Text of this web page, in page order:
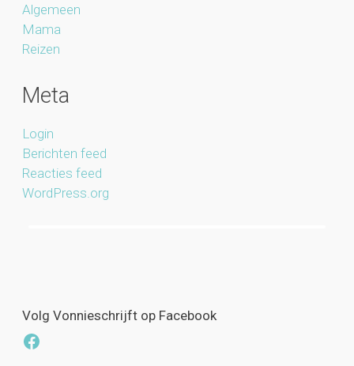
Algemeen
Mama
Reizen
Meta
Login
Berichten feed
Reacties feed
WordPress.org
Volg Vonnieschrijft op Facebook
Facebook